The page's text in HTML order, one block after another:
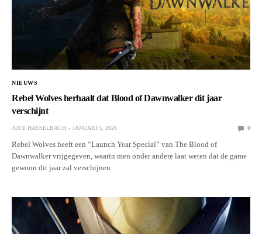
NIEUWS
Rebel Wolves herhaalt dat Blood of Dawnwalker dit jaar
verschijnt
JOEY HASSELBACH JANUARI 5, 2026 0
Rebel Wolves heeft een “Launch Year Special” van The Blood of
Dawnwalker vrijgegeven, waarin men onder andere laat weten dat de game
gewoon dit jaar zal verschijnen.